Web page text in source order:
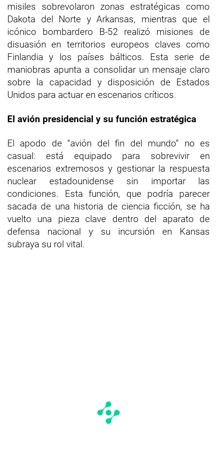
misiles sobrevolaron zonas estratégicas como
Dakota del Norte y Arkansas, mientras que el
icónico bombardero B-52 realizó misiones de
disuasión en territorios europeos claves como
Finlandia y los países bálticos. Esta serie de
maniobras apunta a consolidar un mensaje claro
sobre la capacidad y disposición de Estados
Unidos para actuar en escenarios críticos.
El avión presidencial y su función estratégica
El apodo de “avión del fin del mundo” no es
casual: está equipado para sobrevivir en
escenarios extremosos y gestionar la respuesta
nuclear estadounidense sin importar las
condiciones. Esta función, que podría parecer
sacada de una historia de ciencia ficción, se ha
vuelto una pieza clave dentro del aparato de
defensa nacional y su incursión en Kansas
subraya su rol vital.